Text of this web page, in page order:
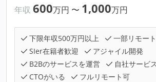
年収 600万円 〜 1,000万円
下限年収500万円以上
一部リモー
SIer在籍者歓迎
アジャイル開発
B2Bのサービスを運営
自社サービ
CTOがいる
フルリモート可